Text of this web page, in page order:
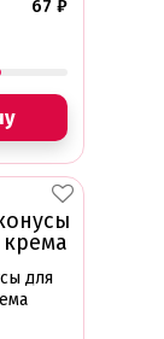
67 ₽
для